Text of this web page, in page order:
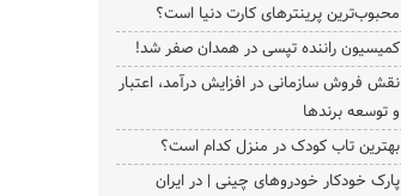
محبوب‌ترین پرینترهای کارت دنیا است؟
کمیسیون راننده تپسی در همدان صفر شد!
نقش فروش سازمانی در افزایش درآمد، اعتبار
و توسعه برندها
بهترین تاب کودک در منزل کدام است؟
پارک خودکار خودروهای چینی | در ایران